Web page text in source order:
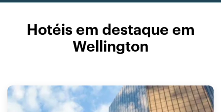
Hotéis em destaque em
Wellington